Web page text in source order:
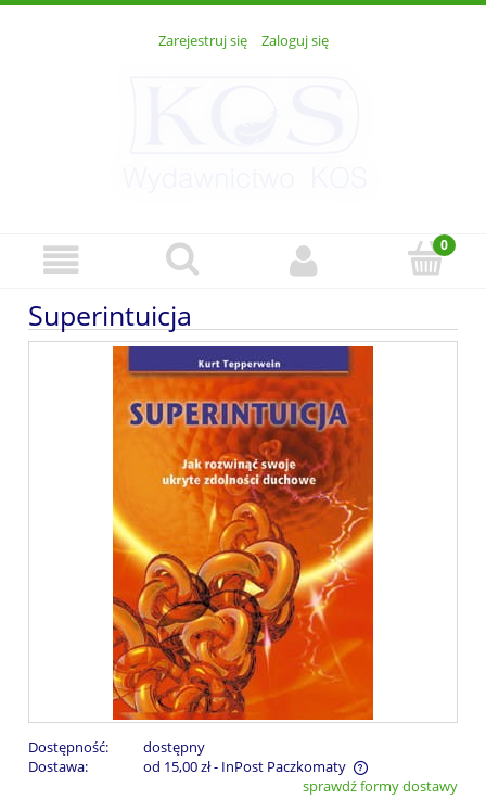
Zarejestruj się Zaloguj się
Superintuicja
Dostępność:
dostępny
Dostawa:
od 15,00 zł- InPost Paczkomaty
Cena nie zawiera ewentualnych kosztów płatnościsprawdź formy dostawy